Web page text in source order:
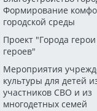
Формирование
городской среды
Проект "Города
героев"
Мероприятия
культуры для детей
участников СВО и из
многодетных семей